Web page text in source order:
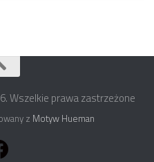
Wszelkie prawa zastrzeżone
z Motyw Hueman